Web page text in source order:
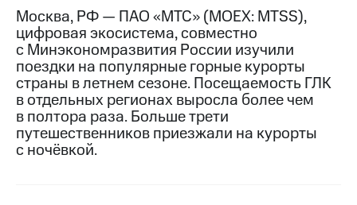
Контакты
Медиа-центр
Пресс-
релизы
МТС
о технологиях
Достижения
Москва, РФ — ПАО «МТС» (MOEX: MTSS),
цифровая экосистема, совместно
с Минэкономразвития России изучили
поездки на популярные горные курорты
страны в летнем сезоне. Посещаемость ГЛК
в отдельных регионах выросла более чем
в полтора раза. Больше трети
путешественников приезжали на курорты
с ночёвкой.